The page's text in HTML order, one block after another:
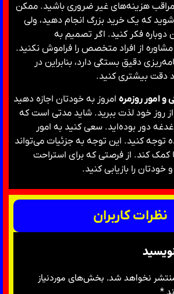
مراقب هزینه‌های غیر ضروری باشید. ممکن
که یک خرید بزرگ انجام دهید، ولی
دوباره فکر کنید. اگر تصمیم به
مشاوره از افراد متخصص را فراموش نکنید.
دقیق بستگی دارد، بنابراین در
دقت بیشتری کنید.
و امور روزمره امروز به خودتان اجازه دهید
روز خود لذت ببرید. شاید مدتی است که
دور بوده‌اید. سعی کنید به امور
توجه کنید. این توجه به جزئیات می‌تواند
کند. از فرصتی که برای استراحت
خودتان را بازیابی کنید.
نظرات کاربران
نخواهد شد. بخش‌های موردنیاز